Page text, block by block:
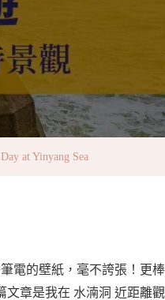
at Yinyang Sea
電的壁紙，毫不誇張！更
章是我在 水湳洞 近距離